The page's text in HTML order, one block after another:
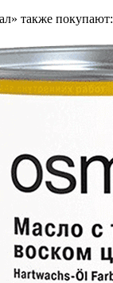
также покупают: